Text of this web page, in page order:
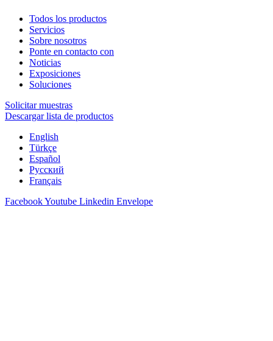
Todos los productos
Servicios
Sobre nosotros
Ponte en contacto con
Noticias
Exposiciones
Soluciones
Solicitar muestras
Descargar lista de productos
English
Türkçe
Español
Русский
Français
FacebookYoutube Linkedin Envelope